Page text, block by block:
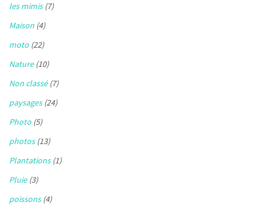
les mimis(7)
Maison (4)
moto (22)
Nature(10)
Non classé(7)
paysages(24)
Photo (5)
photos(13)
Plantations(1)
Pluie(3)
poissons(4)